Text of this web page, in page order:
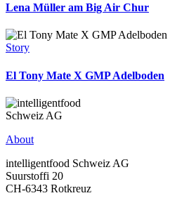
Lena Müller am Big Air Chur
Story
El Tony Mate X GMP Adelboden
About
intelligentfood Schweiz AG
Suurstoffi 20
CH-6343 Rotkreuz